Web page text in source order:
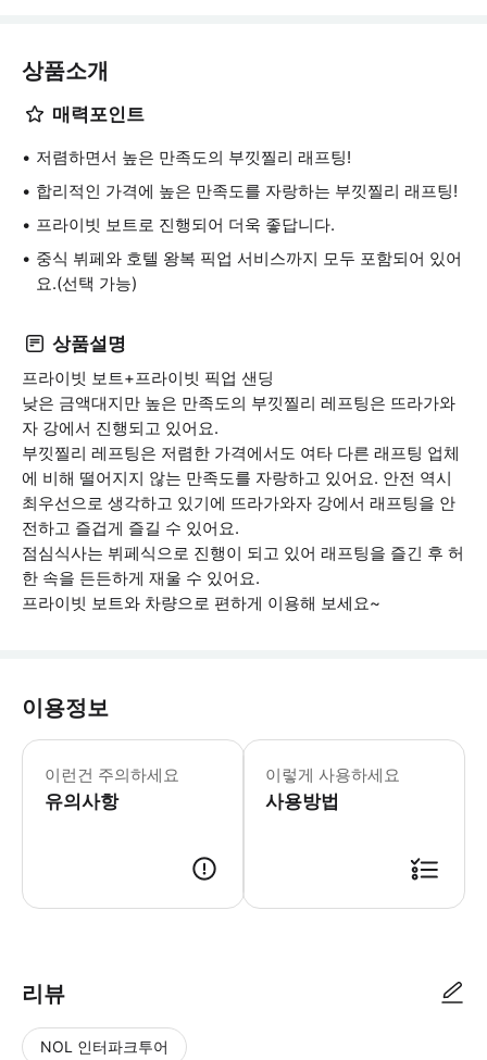
상품소개
매력포인트
저렴하면서 높은 만족도의 부낏찔리 래프팅!
합리적인 가격에 높은 만족도를 자랑하는 부낏찔리 래프팅!
프라이빗 보트로 진행되어 더욱 좋답니다.
중식 뷔페와 호텔 왕복 픽업 서비스까지 모두 포함되어 있어
요.(선택 가능)
상품설명
프라이빗 보트+프라이빗 픽업 샌딩
낮은 금액대지만 높은 만족도의 부낏찔리 레프팅은 뜨라가와
자 강에서 진행되고 있어요.
부낏찔리 레프팅은 저렴한 가격에서도 여타 다른 래프팅 업체
에 비해 떨어지지 않는 만족도를 자랑하고 있어요. 안전 역시
최우선으로 생각하고 있기에 뜨라가와자 강에서 래프팅을 안
전하고 즐겁게 즐길 수 있어요.
점심식사는 뷔페식으로 진행이 되고 있어 래프팅을 즐긴 후 허
한 속을 든든하게 재울 수 있어요.
프라이빗 보트와 차량으로 편하게 이용해 보세요~
이용정보
이런건 주의하세요
유의사항
[포함사항] · 호텔 왕복 픽업 서비스
이렇게 사용하세요
사용방법
리뷰
NOL 인터파크투어